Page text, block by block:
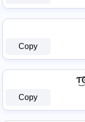
Copy
Copy